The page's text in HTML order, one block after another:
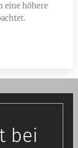
eine höhere
bei